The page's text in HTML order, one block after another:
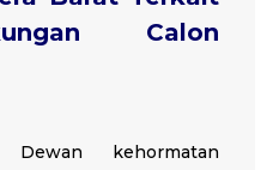
Calon
kehormatan